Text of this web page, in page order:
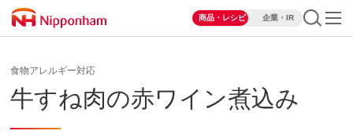
商品・レシピ 企業・IR
食物アレルギー対応
牛すね肉の赤ワイン煮込み